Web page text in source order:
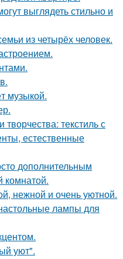
выглядеть стильно и
из четырёх человек.
музыкой.
творчества: текстиль с
естественные
дополнительным
комнатой.
нежной и очень уютной.
лампы для
уют".